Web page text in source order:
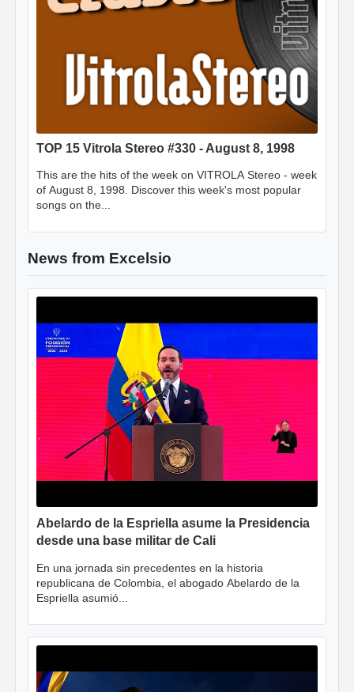
TOP 15 Vitrola Stereo #330 - August 8, 1998
This are the hits of the week on VITROLA Stereo - week
of August 8, 1998. Discover this week's most popular
songs on the...
News from Excelsio
Abelardo de la Espriella asume la Presidencia
desde una base militar de Cali
En una jornada sin precedentes en la historia
republicana de Colombia, el abogado Abelardo de la
Espriella asumió...